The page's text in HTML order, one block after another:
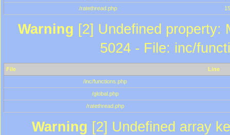
/ratethread.php
15
Warning [2] Undefined property:
5024 - File: inc/
File
Line
/inc/functions.php
/global.php
/ratethread.php
Warning [2] Undefined array